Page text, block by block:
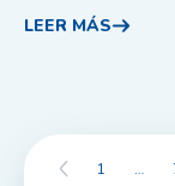
LEER MÁS
1 …